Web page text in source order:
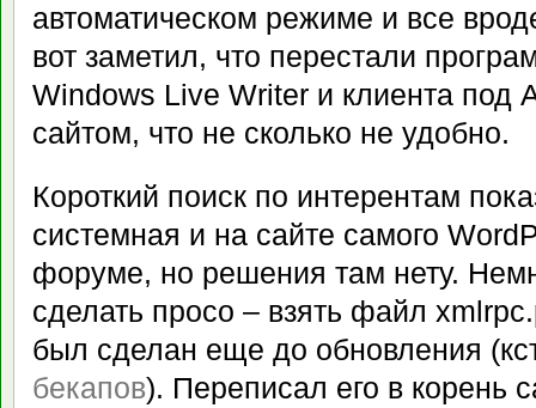
автоматическом режиме и все
вот заметил, что перестали
Windows Live Writer и клиента под
сайтом, что не сколько не удобно.
Короткий поиск по интерентам
системная и на сайте самого
форуме, но решения там нету.
сделать просо – взять файл
был сделан еще до обновления
бекапов). Переписал его в корень